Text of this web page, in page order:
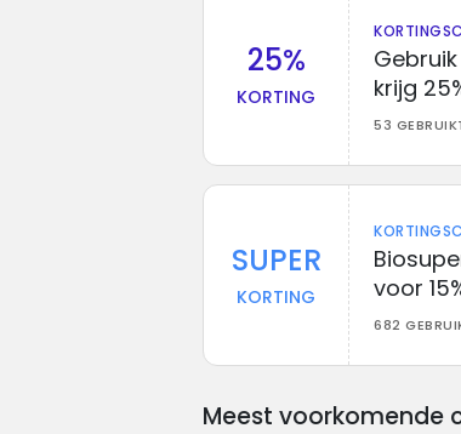
25%
KORTING
krijg
53
SUPER
KORTING
voor
682
Meest voorkomende